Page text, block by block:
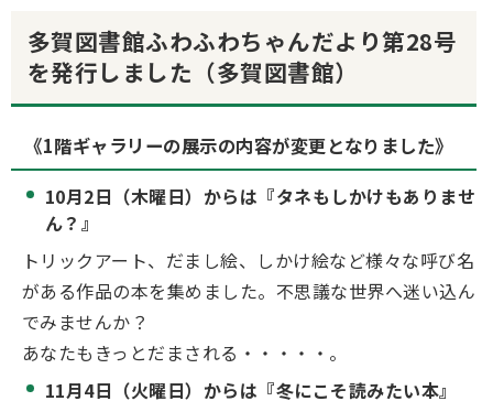
多賀図書館ふわふわちゃんだより第28号
を発行しました（多賀図書館）
《1階ギャラリーの展示の内容が変更となりました》
10月2日（木曜日）からは『タネもしかけもありませ
ん？』
トリックアート、だまし絵、しかけ絵など様々な呼び名
がある作品の本を集めました。不思議な世界へ迷い込ん
でみませんか？
あなたもきっとだまされる・・・・・。
11月4日（火曜日）からは『冬にこそ読みたい本』